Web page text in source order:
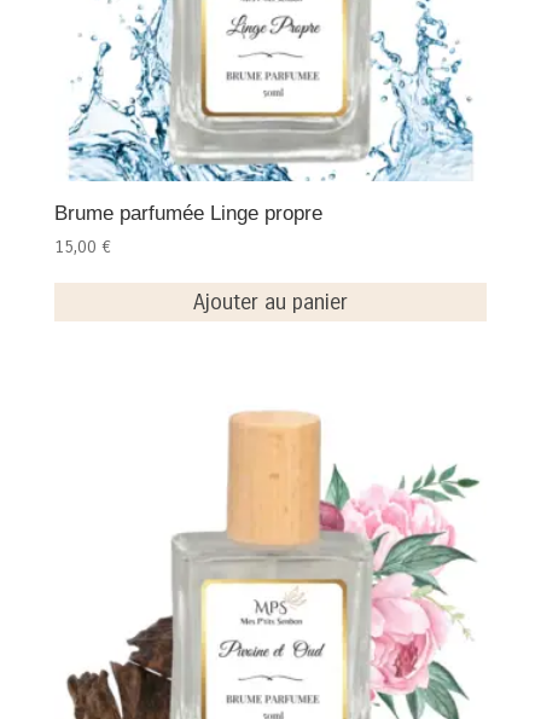
Brume parfumée Linge propre
15,00 €
Ajouter au panier